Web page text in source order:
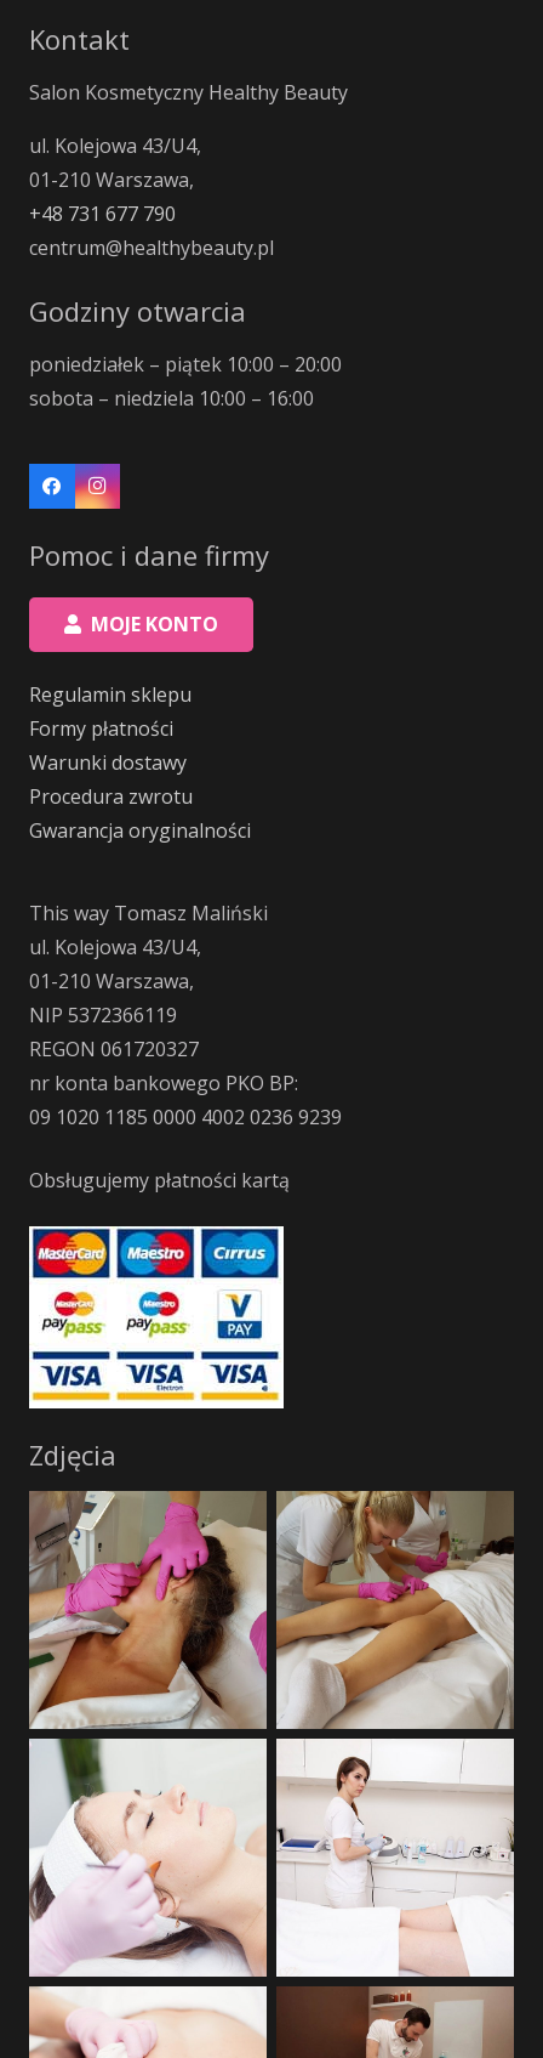
Kontakt
Salon Kosmetyczny Healthy Beauty
ul. Kolejowa 43/U4,
01-210 Warszawa,
+48 731 677 790
centrum@healthybeauty.pl
Godziny otwarcia
poniedziałek – piątek 10:00 – 20:00
sobota – niedziela 10:00 – 16:00
Pomoc i dane firmy
MOJE KONTO
Regulamin sklepu
Formy płatności
Warunki dostawy
Procedura zwrotu
Gwarancja oryginalności
This way Tomasz Maliński
ul. Kolejowa 43/U4,
01-210 Warszawa,
NIP 5372366119
REGON 061720327
nr konta bankowego PKO BP:
09 1020 1185 0000 4002 0236 9239
Obsługujemy płatności kartą
Zdjęcia